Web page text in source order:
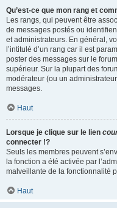
Qu’est-ce que mon rang et
Les rangs, qui peuvent être
de messages postés ou
et administrateurs. En général,
l’intitulé d’un rang car il est
poster des messages sur le
supérieur. Sur la plupart des
modérateur (ou un
messages.
Haut
Lorsque je clique sur le lien
connecter !?
Seuls les membres peuvent
la fonction a été activée par
malveillante de la fonctionnalité
Haut